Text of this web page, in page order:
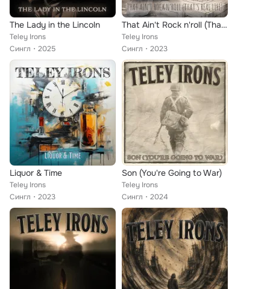
The Lady in the Lincoln
Teley Irons
Сингл
2025
That Ain't Rock n'roll (That's Real Life)
Teley Irons
Сингл
2023
Liquor & Time
Teley Irons
Сингл
2023
Son (You're Going to War)
Teley Irons
Сингл
2024